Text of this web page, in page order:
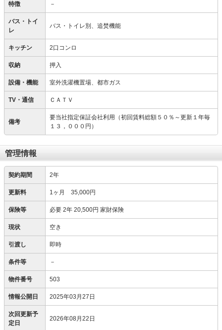
特徴 －
バス・トイ
レ
バス・トイレ別、追焚機能
キッチン 2口コンロ
収納 押入
設備・機能 室外洗濯機置場、都市ガス
TV・通信 ＣＡＴＶ
備考
要当社指定保証会社利用（初回賃料総額５０％～更新１年毎
１３，０００円）
管理情報
契約期間 2年
更新料 1ヶ月 35,000円
保険等 必要 2年 20,500円 家財保険
現状 空き
引渡し 即時
条件等 －
物件番号 503
情報公開日 2025年03月27日
次回更新予
定日
2026年08月22日